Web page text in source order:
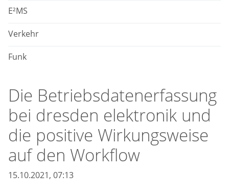
E²MS
Verkehr
Funk
Die Betriebsdatenerfassung
bei dresden elektronik und
die positive Wirkungsweise
auf den Workflow
15.10.2021, 07:13